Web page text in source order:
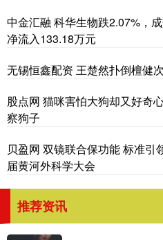
中金汇融 科华生物跌2.07%，
净流入133.18万元
无锡恒鑫配资 王楚然扑倒檀健
股点网 猫咪害怕大狗却又好奇
察狗子
贝盈网 双镜联合保功能 标准
届黄河外科学大会
推荐资讯